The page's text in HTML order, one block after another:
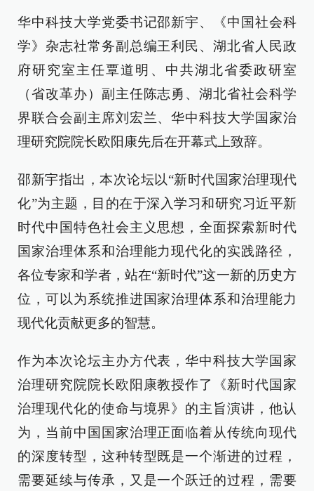
华中科技大学党委书记邵新宇、《中国社会科
学》杂志社常务副总编王利民、湖北省人民政
府研究室主任覃道明、中共湖北省委政研室
（省改革办）副主任陈志勇、湖北省社会科学
界联合会副主席刘宏兰、华中科技大学国家治
理研究院院长欧阳康先后在开幕式上致辞。
邵新宇指出，本次论坛以“新时代国家治理现代
化”为主题，目的在于深入学习和研究习近平新
时代中国特色社会主义思想，全面探索新时代
国家治理体系和治理能力现代化的实践路径，
各位专家和学者，站在“新时代”这一新的历史方
位，可以为系统推进国家治理体系和治理能力
现代化贡献更多的智慧。
作为本次论坛主办方代表，华中科技大学国家
治理研究院院长欧阳康教授作了《新时代国家
治理现代化的使命与境界》的主旨演讲，他认
为，当前中国国家治理正面临着从传统向现代
的深度转型，这种转型既是一个渐进的过程，
需要延续与传承，又是一个跃迁的过程，需要